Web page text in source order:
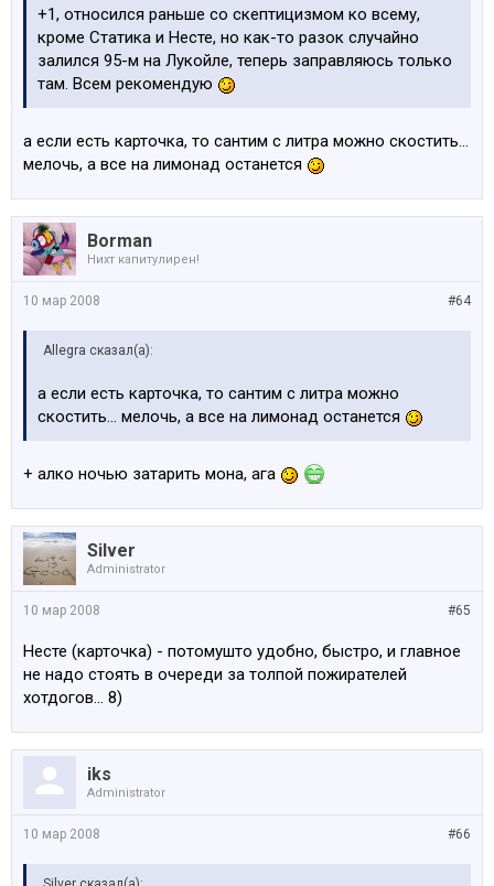
+1, относился раньше со скептицизмом ко всему,
кроме Статика и Несте, но как-то разок случайно
залился 95-м на Лукойле, теперь заправляюсь только
там. Всем рекомендую
а если есть карточка, то сантим с литра можно скостить...
мелочь, а все на лимонад останется
Borman
Нихт капитулирен!
#64
10 мар 2008
Allegra сказал(а):
а если есть карточка, то сантим с литра можно
скостить... мелочь, а все на лимонад останется
+ алко ночью затарить мона, ага
Silver
Administrator
#65
10 мар 2008
Несте (карточка) - потомушто удобно, быстро, и главное
не надо стоять в очереди за толпой пожирателей
хотдогов... 8)
iks
Administrator
#66
10 мар 2008